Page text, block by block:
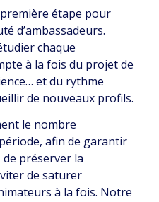
étape pour
d’ambassadeurs.
chaque
à la fois du projet de
et du rythme
de nouveaux profils.
le nombre
afin de garantir
préserver la
de saturer
à la fois. Notre